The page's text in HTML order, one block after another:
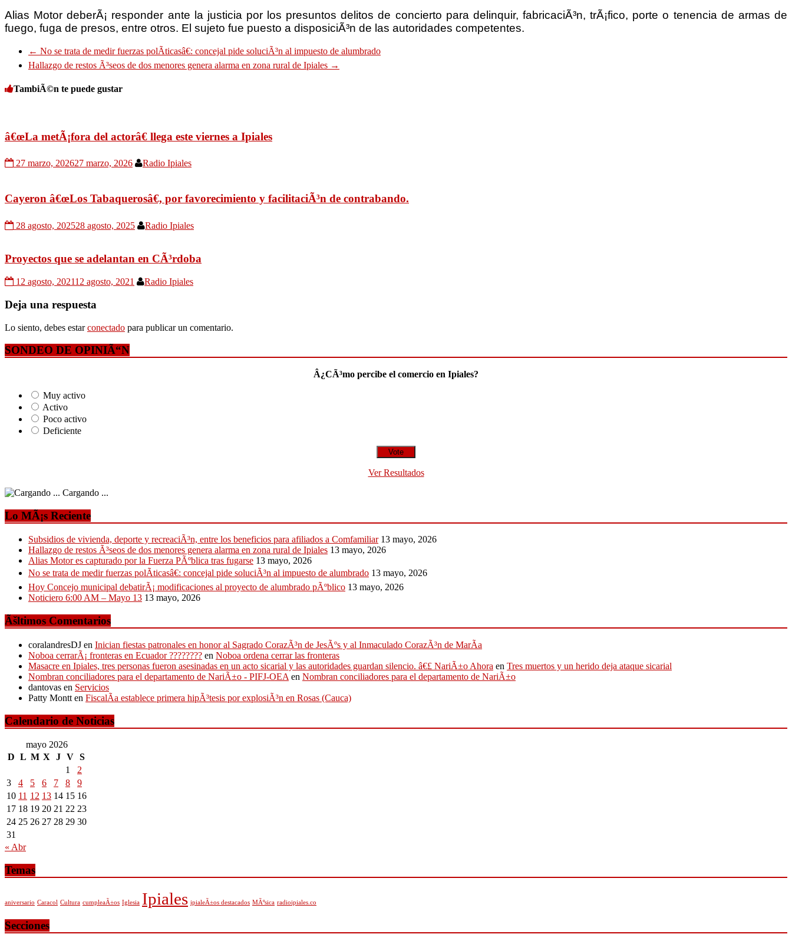
Alias Motor deberÃ¡ responder ante la justicia por los presuntos delitos de concierto para delinquir, fabricaciÃ³n, trÃ¡fico, porte o tenencia de armas de
fuego, fuga de presos, entre otros. El sujeto fue puesto a disposiciÃ³n de las autoridades competentes.
← No se trata de medir fuerzas polÃ­ticasâ€: concejal pide soluciÃ³n al impuesto de alumbrado
Hallazgo de restos Ã³seos de dos menores genera alarma en zona rural de Ipiales →
TambiÃ©n te puede gustar
â€œLa metÃ¡fora del actorâ€ llega este viernes a Ipiales
27 marzo, 202627 marzo, 2026 Radio Ipiales
Cayeron â€œLos Tabaquerosâ€, por favorecimiento y facilitaciÃ³n de contrabando.
28 agosto, 202528 agosto, 2025 Radio Ipiales
Proyectos que se adelantan en CÃ³rdoba
12 agosto, 202112 agosto, 2021 Radio Ipiales
Deja una respuesta
Lo siento, debes estarconectado para publicar un comentario.
SONDEO DE OPINIÃ“N
Â¿CÃ³mo percibe el comercio en Ipiales?
Muy activo
Activo
Poco activo
Deficiente
Ver Resultados
Cargando ...
Lo MÃ¡s Reciente
Subsidios de vivienda, deporte y recreaciÃ³n, entre los beneficios para afiliados a Comfamiliar 13 mayo, 2026
Hallazgo de restos Ã³seos de dos menores genera alarma en zona rural de Ipiales 13 mayo, 2026
Alias Motor es capturado por la Fuerza PÃºblica tras fugarse 13 mayo, 2026
No se trata de medir fuerzas polÃ­ticasâ€: concejal pide soluciÃ³n al impuesto de alumbrado 13 mayo, 2026
Hoy Concejo municipal debatirÃ¡ modificaciones al proyecto de alumbrado pÃºblico 13 mayo, 2026
Noticiero 6:00 AM – Mayo 13 13 mayo, 2026
Ãšltimos Comentarios
coralandresDJ en Inician fiestas patronales en honor al Sagrado CorazÃ³n de JesÃºs y al Inmaculado CorazÃ³n de MarÃ­a
Noboa cerrarÃ¡ fronteras en Ecuador ???????? en Noboa ordena cerrar las fronteras
Masacre en Ipiales, tres personas fueron asesinadas en un acto sicarial y las autoridades guardan silencio. â€£ NariÃ±o Ahora en Tres muertos y un herido deja ataque sicarial
Nombran conciliadores para el departamento de NariÃ±o - PIFJ-OEA en Nombran conciliadores para el departamento de NariÃ±o
dantovas en Servicios
Patty Montt en FiscalÃ­a establece primera hipÃ³tesis por explosiÃ³n en Rosas (Cauca)
Calendario de Noticias
mayo 2026
D L M X J V S
1
2
3
4 5 6 7 8
9
10 11 12 13 14 15 16
17 18 19 20 21 22 23
24 25 26 27 28 29 30
31
« Abr
Temas
aniversario Caracol Cultura cumpleaÃ±os Iglesia Ipiales ipialeÃ±os destacados MÃºsica radioipiales.co
Secciones